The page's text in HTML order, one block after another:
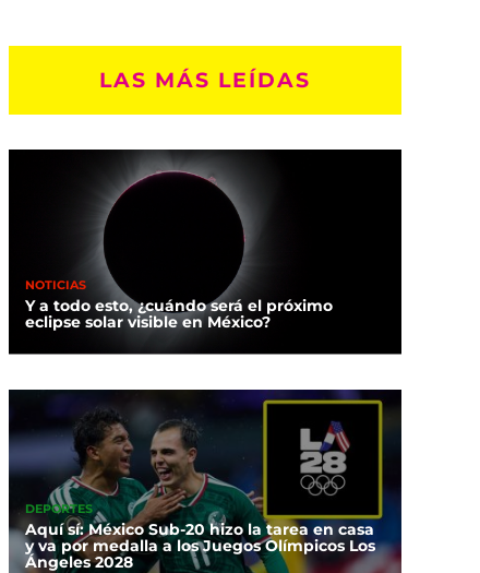
LAS MÁS LEÍDAS
NOTICIAS
Y a todo esto, ¿cuándo será el próximo
eclipse solar visible en México?
DEPORTES
Aquí sí: México Sub-20 hizo la tarea en casa
y va por medalla a los Juegos Olímpicos Los
Ángeles 2028